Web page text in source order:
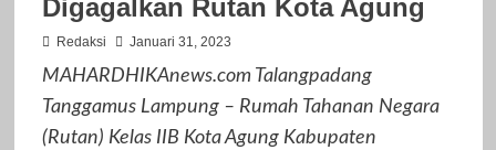
Jaga
Kerukunan-
Berbangsa
Digagalkan Rutan Kota Agung
Redaksi Januari 31, 2023
MAHARDHIKAnews.com Talangpadang
Tanggamus Lampung – Rumah Tahanan Negara
(Rutan) Kelas IIB Kota Agung Kabupaten